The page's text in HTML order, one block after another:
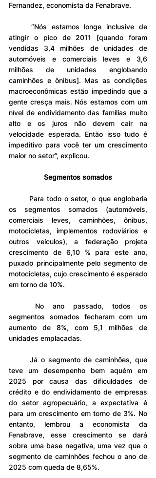
Fernandez, economista da Fenabrave.
atingir o pico de 2011 [quando foram
vendidas 3,4 milhões de unidades de
automóveis e comerciais leves e 3,6
milhões de unidades englobando
caminhões e ônibus]. Mas as condições
macroeconômicas estão impedindo que a
gente cresça mais. Nós estamos com um
nível de endividamento das famílias muito
alto e os juros não devem cair na
velocidade esperada. Então isso tudo é
impeditivo para você ter um crescimento
maior no setor”, explicou.
Segmentos somados
os segmentos somados (automóveis,
comerciais leves, caminhões, ônibus,
motocicletas, implementos rodoviários e
outros veículos), a federação projeta
crescimento de 6,10 % para este ano,
puxado principalmente pelo segmento de
motocicletas, cujo crescimento é esperado
em torno de 10%.
segmentos somados fecharam com um
aumento de 8%, com 5,1 milhões de
unidades emplacadas.
teve um desempenho bem aquém em
2025 por causa das dificuldades de
crédito e do endividamento de empresas
do setor agropecuário, a expectativa é
para um crescimento em torno de 3%. No
entanto, lembrou a economista da
Fenabrave, esse crescimento se dará
sobre uma base negativa, uma vez que o
segmento de caminhões fechou o ano de
2025 com queda de 8,65%.